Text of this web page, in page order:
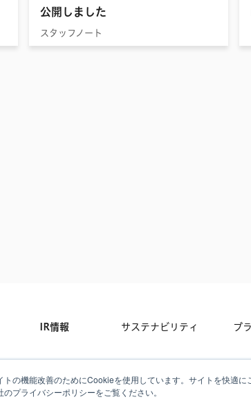
の機能改善のためにCookieを使用しています。サイトを快適
プライバシーポリシーをご覧ください。
公開しました
スタッフノート
IR情報 サステナビリティ ブ